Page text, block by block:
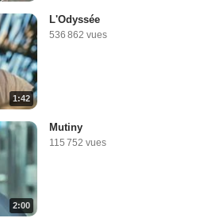
1:42
L'Odyssée
536 862 vues
2:00
Mutiny
115 752 vues